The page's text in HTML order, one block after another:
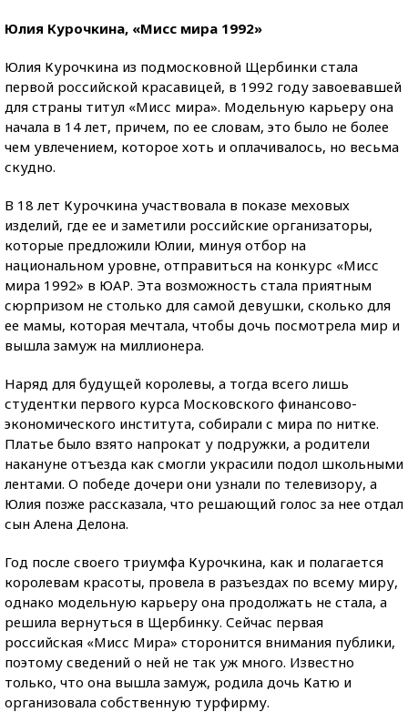
Юлия Курочкина, «Мисс мира 1992»
Юлия Курочкина из подмосковной Щербинки стала
первой российской красавицей, в 1992 году завоевавшей
для страны титул «Мисс мира». Модельную карьеру она
начала в 14 лет, причем, по ее словам, это было не более
чем увлечением, которое хоть и оплачивалось, но весьма
скудно.
В 18 лет Курочкина участвовала в показе меховых
изделий, где ее и заметили российские организаторы,
которые предложили Юлии, минуя отбор на
национальном уровне, отправиться на конкурс «Мисс
мира 1992» в ЮАР. Эта возможность стала приятным
сюрпризом не столько для самой девушки, сколько для
ее мамы, которая мечтала, чтобы дочь посмотрела мир и
вышла замуж на миллионера.
Наряд для будущей королевы, а тогда всего лишь
студентки первого курса Московского финансово-
экономического института, собирали с мира по нитке.
Платье было взято напрокат у подружки, а родители
накануне отъезда как смогли украсили подол школьными
лентами. О победе дочери они узнали по телевизору, а
Юлия позже рассказала, что решающий голос за нее отдал
сын Алена Делона.
Год после своего триумфа Курочкина, как и полагается
королевам красоты, провела в разъездах по всему миру,
однако модельную карьеру она продолжать не стала, а
решила вернуться в Щербинку. Сейчас первая
российская «Мисс Мира» сторонится внимания публики,
поэтому сведений о ней не так уж много. Известно
только, что она вышла замуж, родила дочь Катю и
организовала собственную турфирму.